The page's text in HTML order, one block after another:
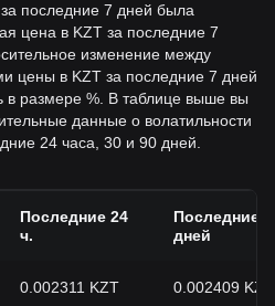
последние 7 дней была
цена в KZT за последние 7
изменение между
цены в KZT за последние 7 дней
в размере %. В таблице выше вы
данные о волатильности
24 часа, 30 и 90 дней.
Последние 24
ч.
Последние 7
дней
0.002311 KZT 0.002409 KZT